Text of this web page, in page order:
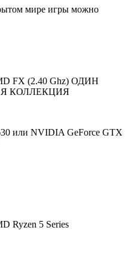
мире игры можно
FX (2.40 Ghz) ОДИН
КОЛЛЕКЦИЯ
или NVIDIA GeForce GTX
Ryzen 5 Series